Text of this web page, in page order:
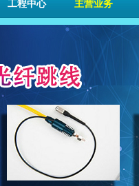
工程中心 主营业务